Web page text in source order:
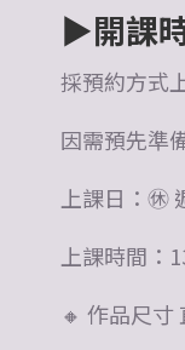
▶開課
採預約方式
因需預先準
上課日：㊡
上課時間：
🔸 作品尺寸